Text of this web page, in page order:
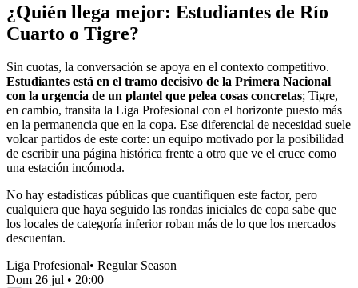
¿Quién llega mejor: Estudiantes de Río
Cuarto o Tigre?
Sin cuotas, la conversación se apoya en el contexto competitivo.
Estudiantes está en el tramo decisivo de la Primera Nacional
con la urgencia de un plantel que pelea cosas concretas; Tigre,
en cambio, transita la Liga Profesional con el horizonte puesto más
en la permanencia que en la copa. Ese diferencial de necesidad suele
volcar partidos de este corte: un equipo motivado por la posibilidad
de escribir una página histórica frente a otro que ve el cruce como
una estación incómoda.
No hay estadísticas públicas que cuantifiquen este factor, pero
cualquiera que haya seguido las rondas iniciales de copa sabe que
los locales de categoría inferior roban más de lo que los mercados
descuentan.
Liga Profesional• Regular Season
Dom 26 jul • 20:00